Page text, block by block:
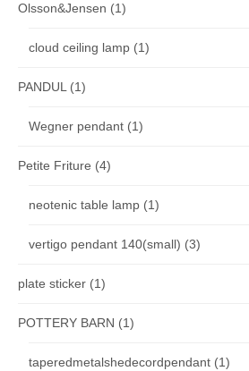
Olsson&Jensen (1)
cloud ceiling lamp (1)
PANDUL(1)
Wegner pendant (1)
Petite Friture (4)
neotenic table lamp (1)
vertigo pendant 140(small) (3)
plate sticker (1)
POTTERY BARN (1)
taperedmetalshedecordpendant (1)